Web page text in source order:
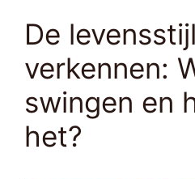
De levensstijl
verkennen:
swingen en
het?